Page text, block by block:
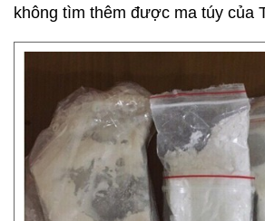
không tìm thêm được ma túy của